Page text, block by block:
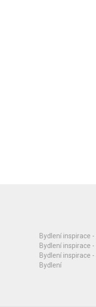
Bydlení inspirace
Bydlení inspirace
Bydlení inspirace
Bydlení